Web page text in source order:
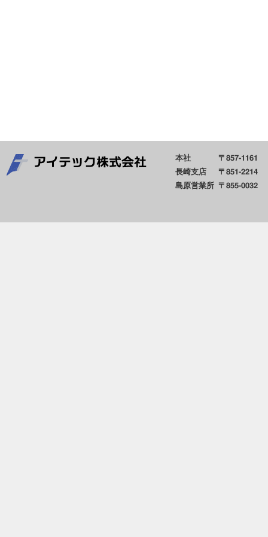
本社
〒857-1161
長崎支店
〒851-2214
島原営業所 〒855-0032